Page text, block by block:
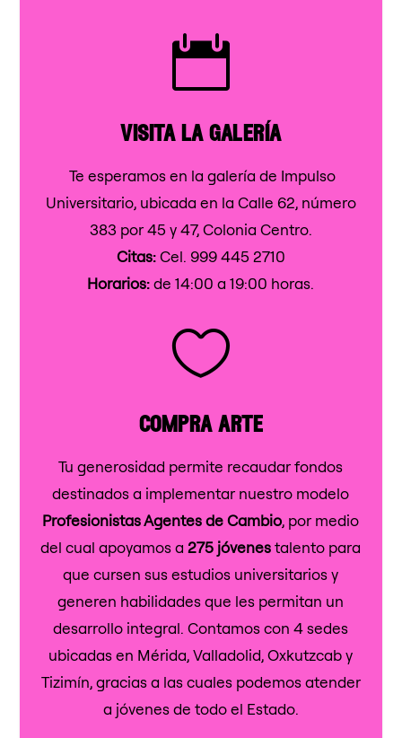

visita la galería
Te esperamos en la galería de Impulso
Universitario, ubicada en la Calle 62, número
383 por 45 y 47, Colonia Centro.
Citas:Cel. 999 445 2710
Horarios:de 14:00 a 19:00 horas.

compra arte
Tu generosidad permite recaudar fondos
destinados a implementar nuestro modelo
Profesionistas Agentes de Cambio, por medio
del cual apoyamos a275 jóvenestalento para
que cursen sus estudios universitarios y
generen habilidades que les permitan un
desarrollo integral. Contamos con 4 sedes
ubicadas en Mérida, Valladolid, Oxkutzcab y
Tizimín, gracias a las cuales podemos atender
a jóvenes de todo el Estado.